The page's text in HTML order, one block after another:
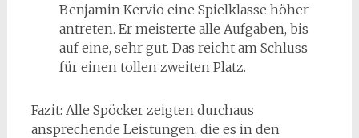
Benjamin Kervio eine Spielklasse höher
antreten. Er meisterte alle Aufgaben, bis
auf eine, sehr gut. Das reicht am Schluss
für einen tollen zweiten Platz.
Fazit: Alle Spöcker zeigten durchaus
ansprechende Leistungen, die es in den